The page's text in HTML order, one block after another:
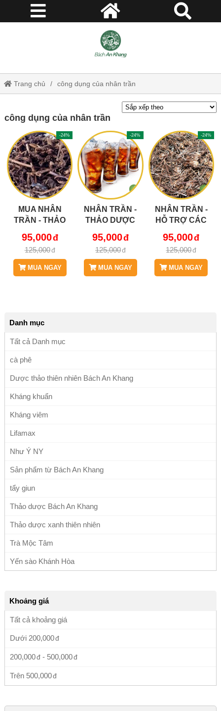
Trang chủ công dụng của nhân trần
công dụng của nhân trần
-24%
MUA NHÂN
TRẦN - THẢO
KHANG - JD047
V2
95,000
125,000
MUA NGAY
-24%
NHÂN TRẦN -
THẢO DƯỢC
KHANG - JD047
95,000
125,000
MUA NGAY
-24%
NHÂN TRẦN -
HỖ TRỢ CÁC
JD047
95,000
125,000
MUA NGAY
Danh mục
Tất cả Danh mục
cà phê
Dược thảo thiên nhiên Bách An Khang
Kháng khuẩn
Kháng viêm
Lifamax
Như Ý NY
Sản phẩm từ Bách An Khang
tẩy giun
Thảo dược Bách An Khang
Thảo dược xanh thiên nhiên
Trà Mộc Tâm
Yến sào Khánh Hòa
Khoảng giá
Tất cả khoảng giá
Dưới 200,000
200,000 - 500,000
Trên 500,000